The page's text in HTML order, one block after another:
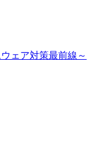
ェア対策最前線～